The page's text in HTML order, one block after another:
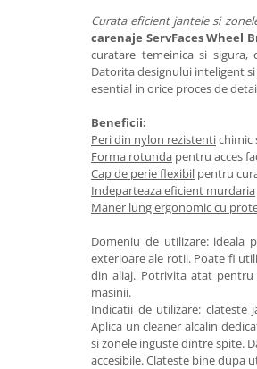
Curata eficient jantele si
carenaje ServFaces Wheel
curatare temeinica si
Datorita designului inteligent
esential in orice proces de
Beneficii:
Peri din nylon rezistentichimic
Forma rotunda pentru acces
Cap de perie flexibil pentru
Indeparteaza eficient murdaria
Maner lung ergonomic cu
Domeniu de utilizare: ideala
exterioare ale rotii. Poate fi
din aliaj. Potrivita atat
masinii.
Indicatii de utilizare: clateste
Aplica un cleaner alcalin
si zonele inguste dintre spite.
accesibile. Clateste bine dupa